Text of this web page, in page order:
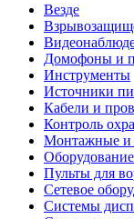
Везде
Домофоны и
Инструменты
Источники
Кабели и
Контроль
Монтажные и
Пульты для
Сетевое
Системы